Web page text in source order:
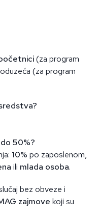
(za program
(za program
50%?
10% po zaposlenom,
ili mlada osoba.
bez obveze i
zajmove koji su